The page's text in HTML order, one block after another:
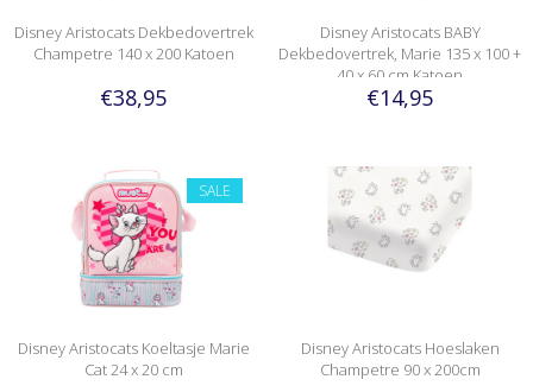
Disney Aristocats Dekbedovertrek
Champetre 140 x 200 Katoen
€38,95
Disney Aristocats BABY
Dekbedovertrek, Marie 135 x 100 +
40 x 60 cm Katoen
€14,95
SALE
Disney Aristocats Koeltasje Marie
Cat 24 x 20 cm
Disney Aristocats Hoeslaken
Champetre 90 x 200cm